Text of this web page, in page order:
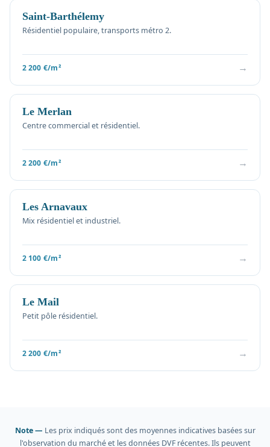
Saint-Barthélemy
Résidentiel populaire, transports métro 2.
2 200 €/m² →
Le Merlan
Centre commercial et résidentiel.
2 200 €/m² →
Les Arnavaux
Mix résidentiel et industriel.
2 100 €/m² →
Le Mail
Petit pôle résidentiel.
2 200 €/m² →
Note — Les prix indiqués sont des moyennes indicatives basées sur
l'observation du marché et les données DVF récentes. Ils peuvent